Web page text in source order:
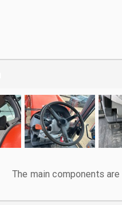
The main components